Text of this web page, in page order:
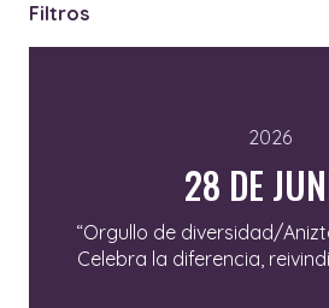
Filtros
2026
28 DE
“Orgullo de diversidad/
Celebra la diferencia,